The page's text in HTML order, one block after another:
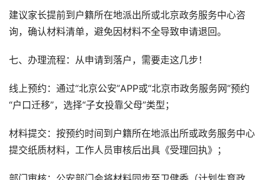
建议家长提前到户籍所在地派出所或北京政务服务中心咨
询，确认材料清单，避免因材料不全导致申请退回。
七、办理流程：从申请到落户，需要走这几步！
线上预约：通过“北京公安”APP或“北京市政务服务网”预约
“户口迁移”，选择“子女投靠父母”类型；
材料提交：按预约时间到户籍所在地派出所或政务服务中心
提交纸质材料，工作人员审核后出具《受理回执》；